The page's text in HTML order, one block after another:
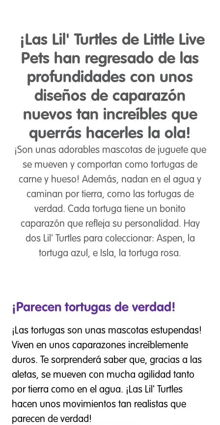
¡Las Lil' Turtles de Little Live
Pets han regresado de las
profundidades con unos
diseños de caparazón
nuevos tan increíbles que
querrás hacerles la ola!
¡Son unas adorables mascotas de juguete que
se mueven y comportan como tortugas de
carne y hueso! Además, nadan en el agua y
caminan por tierra, como las tortugas de
verdad. Cada tortuga tiene un bonito
caparazón que refleja su personalidad. Hay
dos Lil' Turtles para coleccionar: Aspen, la
tortuga azul, e Isla, la tortuga rosa.
¡Parecen tortugas de verdad!
¡Las tortugas son unas mascotas estupendas!
Viven en unos caparazones increíblemente
duros. Te sorprenderá saber que, gracias a las
aletas, se mueven con mucha agilidad tanto
por tierra como en el agua. ¡Las Lil' Turtles
hacen unos movimientos tan realistas que
parecen de verdad!